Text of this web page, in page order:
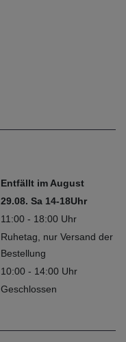
Entfällt im August
29.08. Sa 14-18Uhr
11:00 - 18:00 Uhr
Ruhetag, nur Versand der
Bestellung
10:00 - 14:00 Uhr
Geschlossen